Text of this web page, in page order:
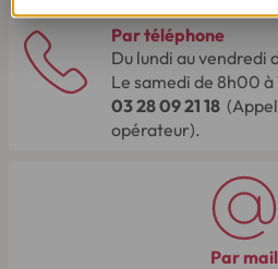
Par téléphone
Du lundi au vendredi
Le samedi de 8h00
03 28 09 21 18
opérateur).
Par mail